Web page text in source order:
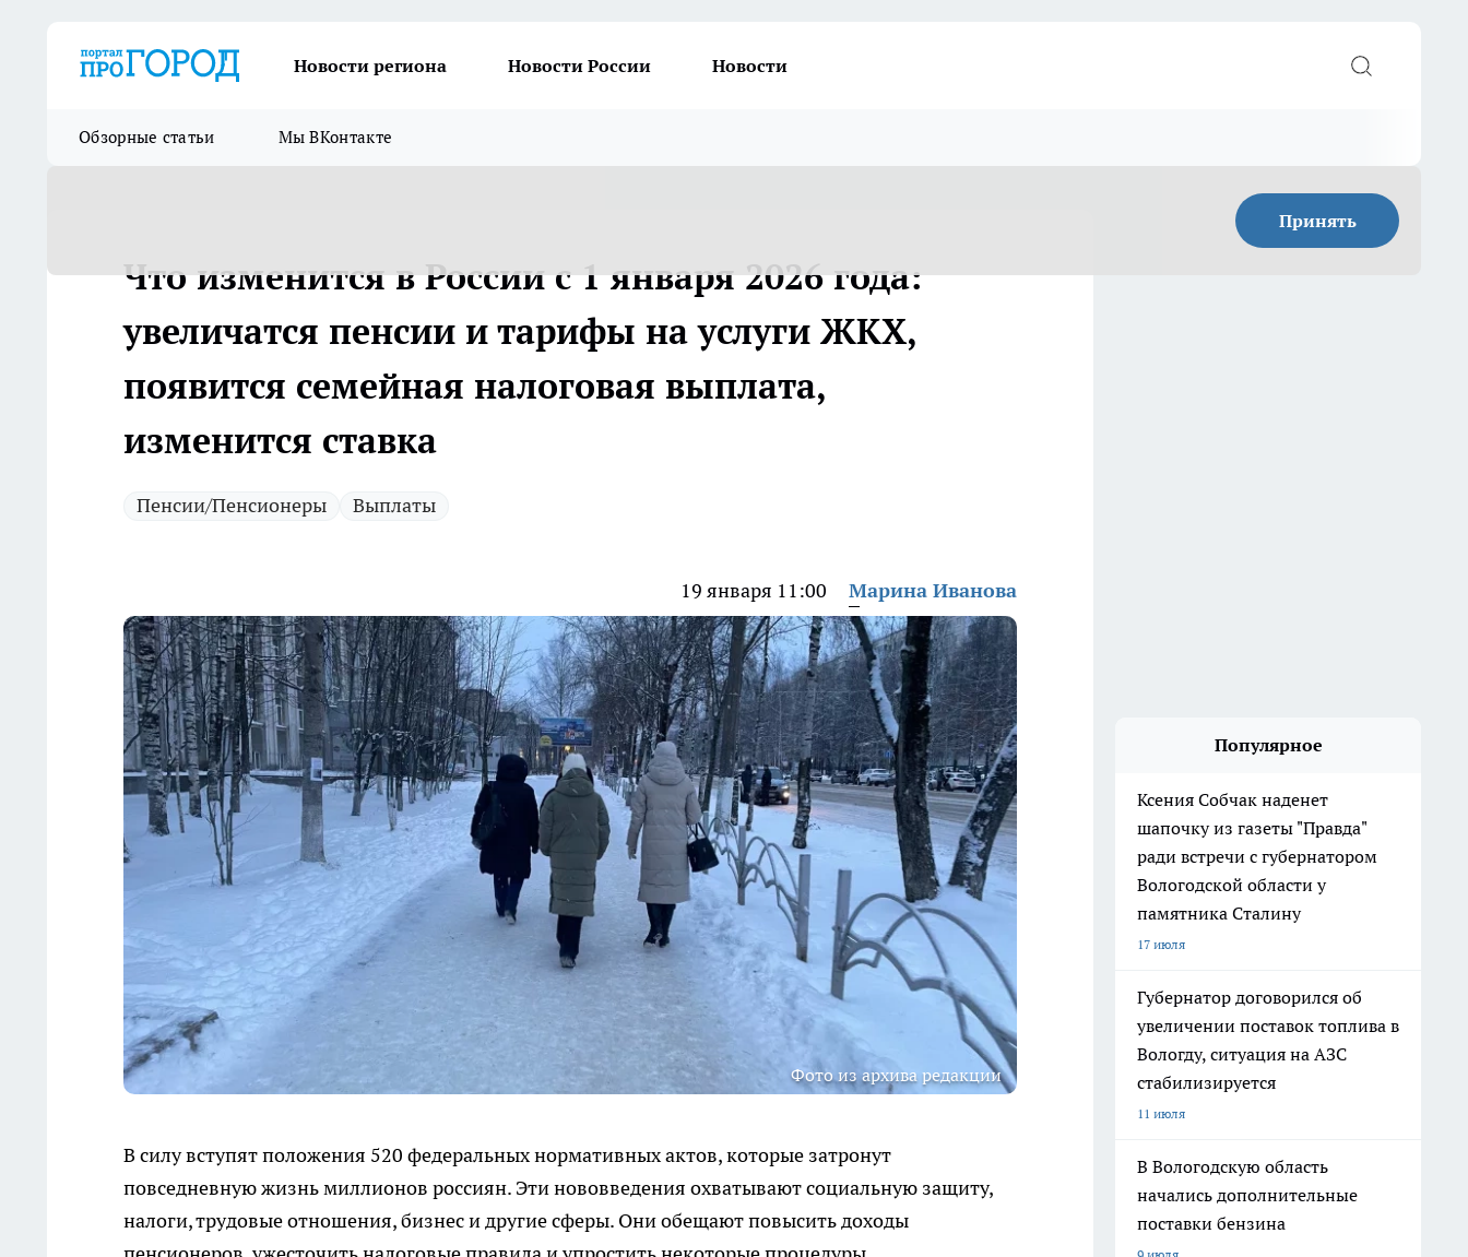
Новости региона Новости России Новости
Обзорные статьи Мы ВКонтакте
Принять
Что изменится в России с 1 января 2026 года:
увеличатся пенсии и тарифы на услуги ЖКХ,
появится семейная налоговая выплата,
изменится ставка
Пенсии/Пенсионеры Выплаты
19 января 11:00 Марина Иванова
Фото из архива редакции
В силу вступят положения 520 федеральных нормативных актов, которые затронут
повседневную жизнь миллионов россиян. Эти нововведения охватывают социальную защиту,
налоги, трудовые отношения, бизнес и другие сферы. Они обещают повысить доходы
Популярное
Ксения Собчак наденет
шапочку из газеты "Правда"
ради встречи с губернатором
Вологодской области у
памятника Сталину
17 июля
Губернатор договорился об
увеличении поставок топлива в
Вологду, ситуация на АЗС
стабилизируется
11 июля
В Вологодскую область
начались дополнительные
поставки бензина